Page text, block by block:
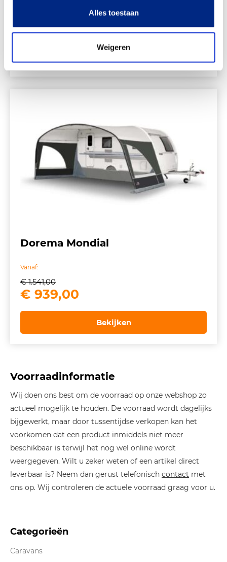
Alles toestaan
Weigeren
Bekijken
Dorema Mondial
Vanaf:
€1.541,00
Oorspronkelijke
€ 1.541,00.
€ 939,00
€ 939,00.
Bekijken
Voorraadinformatie
Wij doen ons best om de voorraad op onze webshop zo
actueel mogelijk te houden. De voorraad wordt dagelijks
bijgewerkt, maar door tussentijdse verkopen kan het
voorkomen dat een product inmiddels niet meer
beschikbaar is terwijl het nog wel online wordt
weergegeven. Wilt u zeker weten of een artikel direct
leverbaar is? Neem dan gerust telefonisch contact met
ons op. Wij controleren de actuele voorraad graag voor u.
Categorieën
Caravans